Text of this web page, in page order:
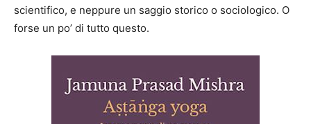
scientifico, e neppure un saggio storico o sociologico. O
forse un po’ di tutto questo.